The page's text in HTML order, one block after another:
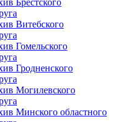
Витебского
Гомельского
Гродненского
Могилевского
Минского областного